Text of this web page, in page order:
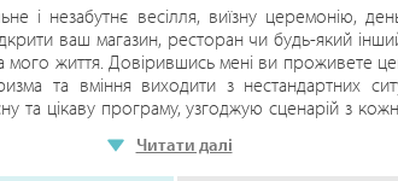
і незабутнє весілля, виїзну церемонію,
ваш магазин, ресторан чи будь-який
мого життя. Довірившись мені ви проживете
та вміння виходити з нестандартних
та цікаву програму, узгоджую сценарій з
Читати далі